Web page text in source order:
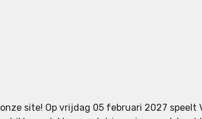
site! Op vrijdag 05 februari 2027 speelt